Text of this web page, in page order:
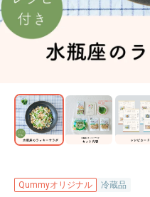
Qummyオリジナル 冷蔵品